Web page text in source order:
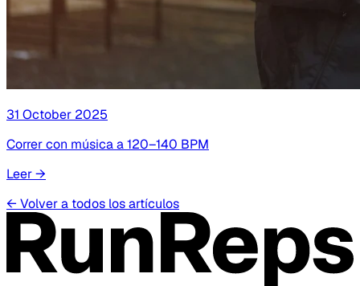
31 October 2025
Correr con música a 120–140 BPM
Leer→
← Volver a todos los artículos